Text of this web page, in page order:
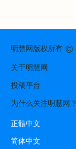
明慧网版权所有©
关于明慧网
投稿平台
为什么关注明慧网？
正體中文
简体中文